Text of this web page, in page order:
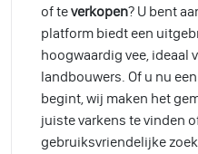
of teverkopen? U bent
platform biedt een
hoogwaardig vee, ideaal
landbouwers. Of u nu
begint, wij maken het
juiste varkens te vinden
gebruiksvriendelijke